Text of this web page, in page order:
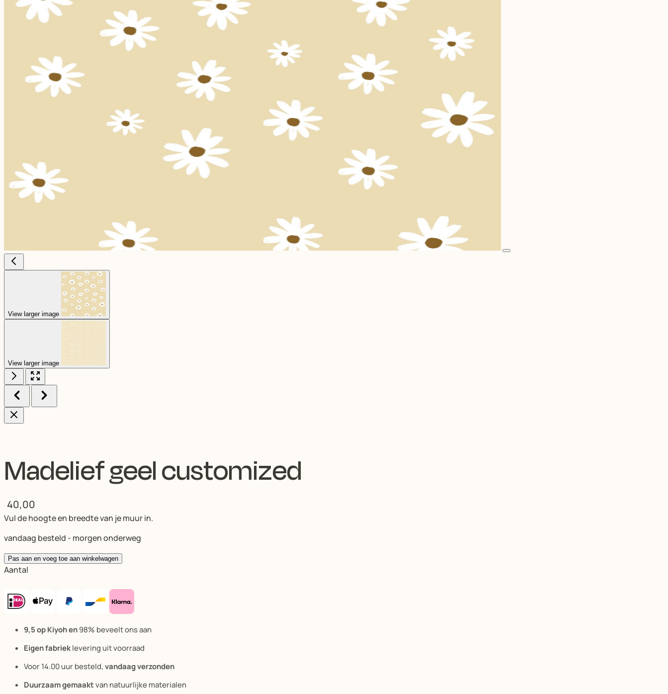
View larger image
View larger image
Madelief geel customized
40,00
Vul de hoogte en breedte van je muur in.
vandaag besteld - morgen onderweg
Pas aan en voeg toe aan winkelwagen
Aantal
9,5 op Kiyoh en98% beveelt ons aan
Eigen fabrieklevering uit voorraad
Voor 14.00 uur besteld,vandaag verzonden
Duurzaam gemaaktvan natuurlijke materialen